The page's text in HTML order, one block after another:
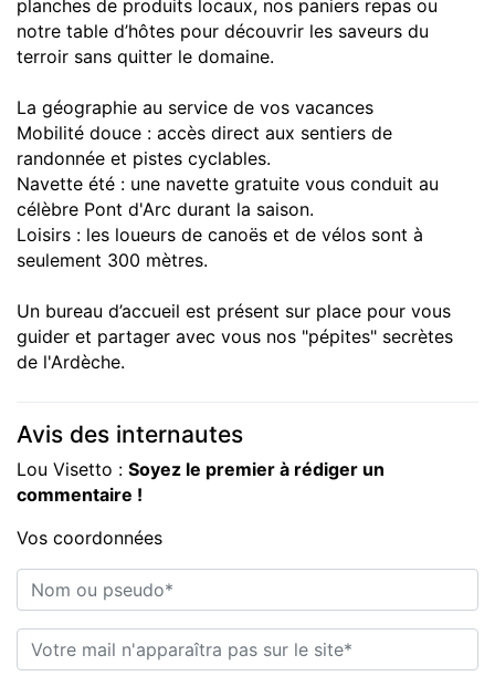
planches de produits locaux, nos paniers repas ou
notre table d’hôtes pour découvrir les saveurs du
terroir sans quitter le domaine.
La géographie au service de vos vacances
Mobilité douce : accès direct aux sentiers de
randonnée et pistes cyclables.
Navette été : une navette gratuite vous conduit au
célèbre Pont d'Arc durant la saison.
Loisirs : les loueurs de canoës et de vélos sont à
seulement 300 mètres.
Un bureau d’accueil est présent sur place pour vous
guider et partager avec vous nos "pépites" secrètes
de l'Ardèche.
Avis des internautes
Lou Visetto : Soyez le premier à rédiger un
commentaire !
Vos coordonnées
Nom ou pseudo*
E-mail*